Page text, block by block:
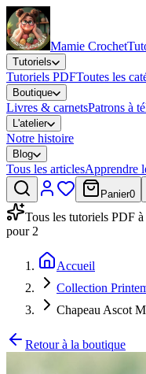
Mamie Crochet
Tutoriels
Tutoriels PDFToutes les
Boutique
Livres & carnetsPatrons à
L'atelier
Notre histoire
Blog
Tous les articlesApprendre
Panier0
Tous les tutoriels PDF
pour 2
Accueil
Collection
Chapeau Ascot
Retour à la boutique